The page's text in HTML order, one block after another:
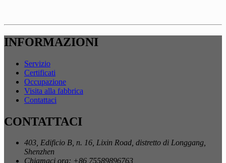
INFORMAZIONI
Servizio
Certificati
Occupazione
Visita alla fabbrica
Contattaci
CONTATTACI
403, Edificio B, n. 16, Lixin Road, distretto di Longgang,
Shenzhen
Chiamaci ora: +86 75589896763